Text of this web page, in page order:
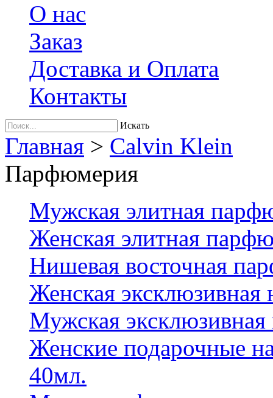
О нас
Заказ
Доставка и Оплата
Контакты
Искать
Главная > Calvin Klein
Парфюмерия
Мужская элитная
Женская элитная
Нишевая восточная
Женская
Мужская
Женские подарочные
40мл.